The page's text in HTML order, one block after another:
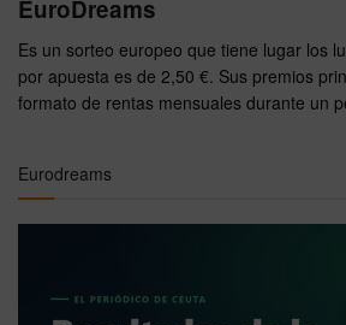
EuroDreams
Es un sorteo europeo que tiene lugar los
por apuesta es de 2,50 €. Sus premios
formato de rentas mensuales durante un
Eurodreams